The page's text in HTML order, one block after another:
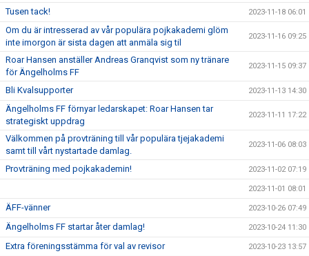
Tusen tack! 2023-11-18 06:01
Om du är intresserad av vår populära pojkakademi glöm
inte imorgon är sista dagen att anmäla sig til
2023-11-16 09:25
Roar Hansen anställer Andreas Granqvist som ny tränare
för Ängelholms FF
2023-11-15 09:37
Bli Kvalsupporter 2023-11-13 14:30
Ängelholms FF förnyar ledarskapet: Roar Hansen tar
strategiskt uppdrag
2023-11-11 17:22
Välkommen på provträning till vår populära tjejakademi
samt till vårt nystartade damlag.
2023-11-06 08:03
Provträning med pojkakademin! 2023-11-02 07:19
2023-11-01 08:01
ÄFF-vänner 2023-10-26 07:49
Ängelholms FF startar åter damlag! 2023-10-24 11:30
Extra föreningsstämma för val av revisor 2023-10-23 13:57